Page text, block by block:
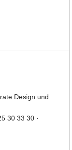
Design und
30 33 30 ·